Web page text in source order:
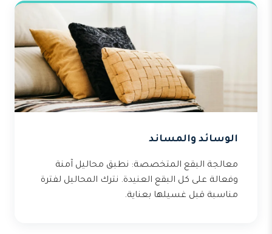
الوسائد والمساند
معالجة البقع المتخصصة: نطبق محاليل آمنة
وفعالة على كل البقع العنيدة. نترك المحاليل لفترة
مناسبة قبل غسيلها بعناية.